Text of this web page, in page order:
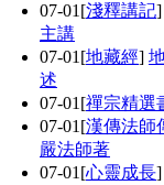
07-01 [淺釋講記
主講
07-01 [地藏經]
述
07-01 [禪宗精選
07-01 [漢傳法師
嚴法師著
07-01 [心靈成長